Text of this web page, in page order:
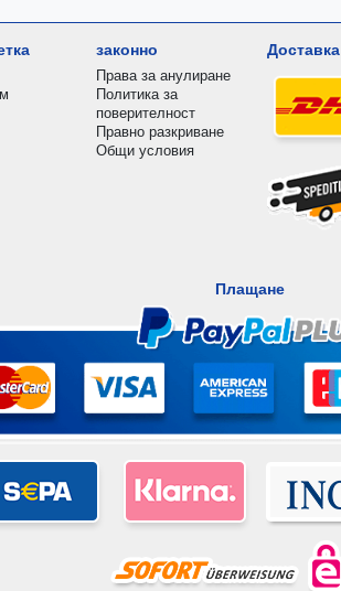
законно
Права за анулиране
Политика за
поверителност
Правно разкриване
Общи условия
Доставка
Плащане